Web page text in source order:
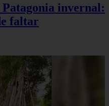
invernal:
faltar